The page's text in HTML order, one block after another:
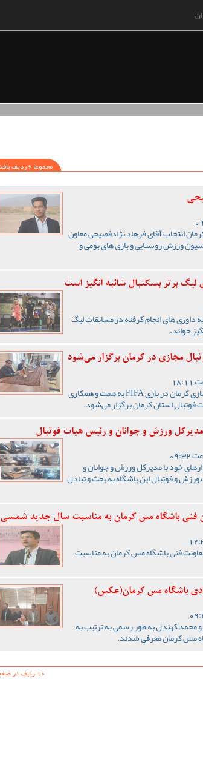
مجموعا 6 ردیف یافت شد
انتخاب آقای فرهاد نژادفصیحی معاون
ورزش روستایی و بازی های بومی و
برتر بسکتبال شائبه انگیز است
های انجام گرفته در مسابقات لیگ
خواند.
مجازی در کرمان برگزار می‌شود
اولین دوره مسابقات آنلاین فوتبال مجازی کرمان در بازی FIFA به همت و همکاری
استان کرمان برگزار می‌شود.
ورزش و جوانان و رئیس هیات فوتبال
خود با مدیرکل ورزش و جوانان و
و فوتبال این باشگاه به بحث و تبادل
فنی باشگاه مس کرمان به مناسبت سال جدید شمسی
فنی باشگاه مس کرمان به مناسبت
باشگاه مس کرمان(عکس)
محمد کهندل به طور رسمی به ترتیب به
مس کرمان معرفی شدند.